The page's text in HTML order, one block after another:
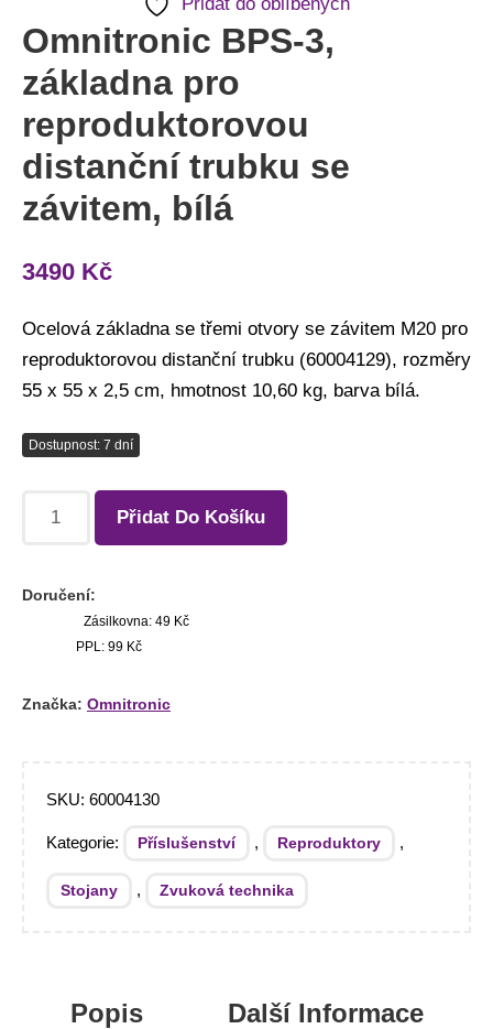
Omnitronic BPS-3,
základna pro
reproduktorovou
distanční trubku se
závitem, bílá
3490 Kč
Ocelová základna se třemi otvory se závitem M20 pro
reproduktorovou distanční trubku (60004129), rozměry
55 x 55 x 2,5 cm, hmotnost 10,60 kg, barva bílá.
Dostupnost: 7 dní
Přidat Do Košíku
Doručení:
Zásilkovna: 49 Kč
PPL: 99 Kč
Značka: Omnitronic
SKU: 60004130
Kategorie: Příslušenství , Reproduktory ,
Stojany , Zvuková technika
Popis Další Informace